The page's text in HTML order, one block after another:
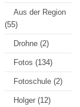
Aus der Region
(55)
Drohne (2)
Fotos (134)
Fotoschule (2)
Holger (12)